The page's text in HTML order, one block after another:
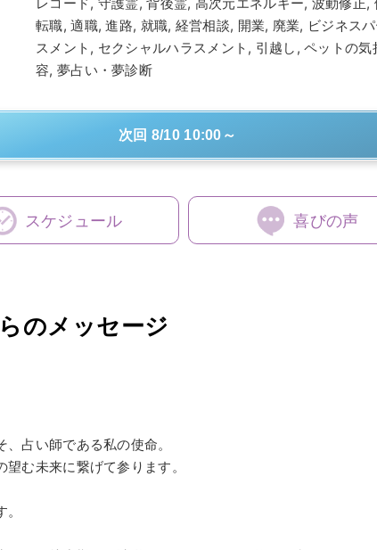
転職, 適職, 進路, 就職, 経営相談, 開業, 廃業, ビジネス
スメント, セクシャルハラスメント, 引越し, ペットの
容, 夢占い・夢診断
次回 8/10 10:00～
スケジュール 喜びの声
のメッセージ
占い師である私の使命。
む未来に繋げて参ります。